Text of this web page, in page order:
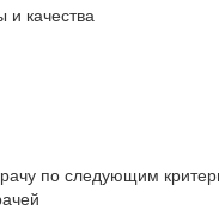
качества
по следующим